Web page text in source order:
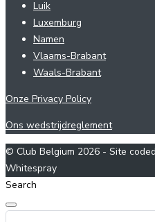
Luik
Luxemburg
Namen
Vlaams-Brabant
Waals-Brabant
Onze Privacy Policy
Ons wedstrijdreglement
© Club Belgium 2026 - Site
Whitespray
Search